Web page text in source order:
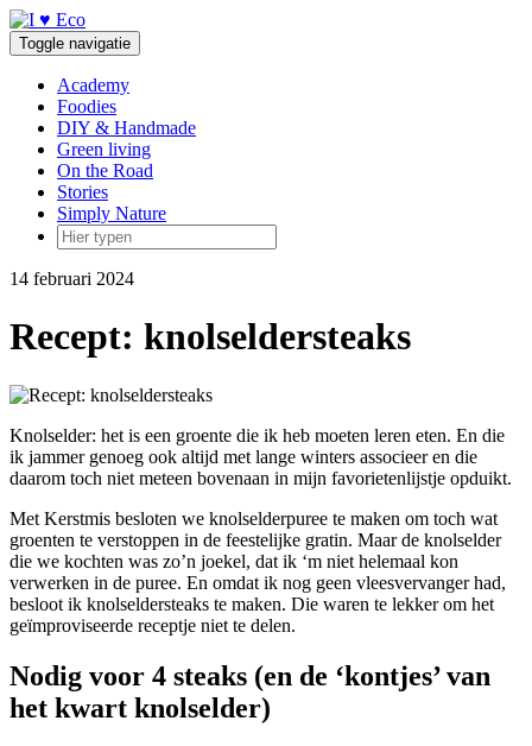
Doorgaan
naar
inhoud
Toggle navigatie
Academy
Foodies
DIY & Handmade
Green living
On the Road
Stories
Simply Nature
14 februari 2024
Recept: knolseldersteaks
Knolselder: het is een groente die ik heb moeten leren eten. En die
ik jammer genoeg ook altijd met lange winters associeer en die
daarom toch niet meteen bovenaan in mijn favorietenlijstje opduikt.
Met Kerstmis besloten we knolselderpuree te maken om toch wat
groenten te verstoppen in de feestelijke gratin. Maar de knolselder
die we kochten was zo’n joekel, dat ik ‘m niet helemaal kon
verwerken in de puree. En omdat ik nog geen vleesvervanger had,
besloot ik knolseldersteaks te maken. Die waren te lekker om het
geïmproviseerde receptje niet te delen.
Nodig voor 4 steaks (en de ‘kontjes’ van
het kwart knolselder)